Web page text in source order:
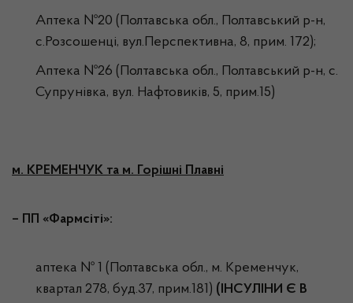
Аптека №20 (Полтавська обл., Полтавський р-н,
с.Розсошенці, вул.Перспективна, 8, прим. 172);
Аптека №26 (Полтавська обл., Полтавський р-н, с.
Супрунівка, вул. Нафтовиків, 5, прим.15)
м. КРЕМЕНЧУК та м. Горішні Плавні
– ПП «Фармсіті»:
аптека № 1 (Полтавська обл., м. Кременчук,
квартал 278, буд.37, прим.181) (ІНСУЛІНИ Є В